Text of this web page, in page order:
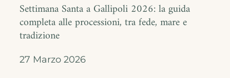
Settimana Santa a Gallipoli 2026: la guida
completa alle processioni, tra fede, mare e
tradizione
27 Marzo 2026